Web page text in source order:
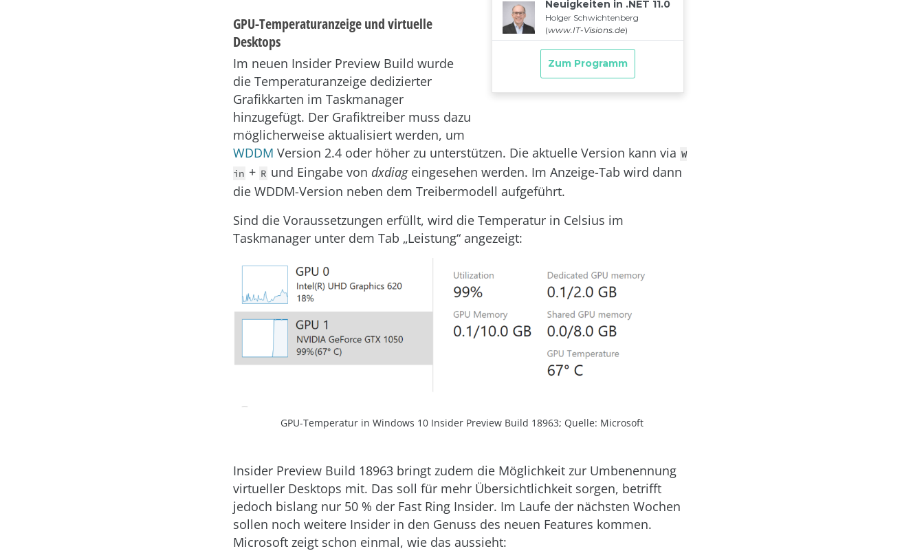
GPU-Temperaturanzeige und virtuelle
Desktops
Im neuen Insider Preview Build wurde
die Temperaturanzeige dedizierter
Grafikkarten im Taskmanager
hinzugefügt. Der Grafiktreiber muss dazu
möglicherweise aktualisiert werden, um
WDDM Version 2.4 oder höher zu unterstützen. Die aktuelle Version kann via W
in + R und Eingabe von dxdiageingesehen werden. Im Anzeige-Tab wird dann
die WDDM-Version neben dem Treibermodell aufgeführt.
Sind die Voraussetzungen erfüllt, wird die Temperatur in Celsius im
Taskmanager unter dem Tab „Leistung“ angezeigt:
GPU-Temperatur in Windows 10 Insider Preview Build 18963; Quelle: Microsoft
Insider Preview Build 18963 bringt zudem die Möglichkeit zur Umbenennung
virtueller Desktops mit. Das soll für mehr Übersichtlichkeit sorgen, betrifft
jedoch bislang nur 50 % der Fast Ring Insider. Im Laufe der nächsten Wochen
sollen noch weitere Insider in den Genuss des neuen Features kommen.
Microsoft zeigt schon einmal, wie das aussieht: